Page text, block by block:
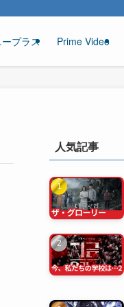
プラス Prime Video
人気記事